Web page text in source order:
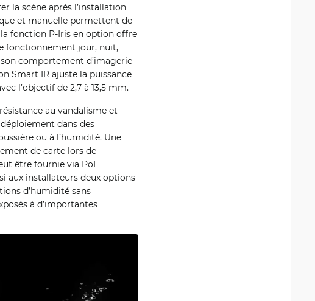
la scène après l’installation
et manuelle permettent de
fonction P-Iris en option offre
fonctionnement jour, nuit,
comportement d’imagerie
Smart IR ajuste la puissance
l’objectif de 2,7 à 13,5 mm.
au vandalisme et
dans des
ou à l’humidité. Une
de carte lors de
être fournie via PoE
aux installateurs deux options
d’humidité sans
à d’importantes